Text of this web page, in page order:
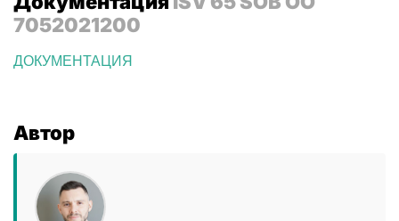
7052021200
ДОКУМЕНТАЦИЯ
Автор